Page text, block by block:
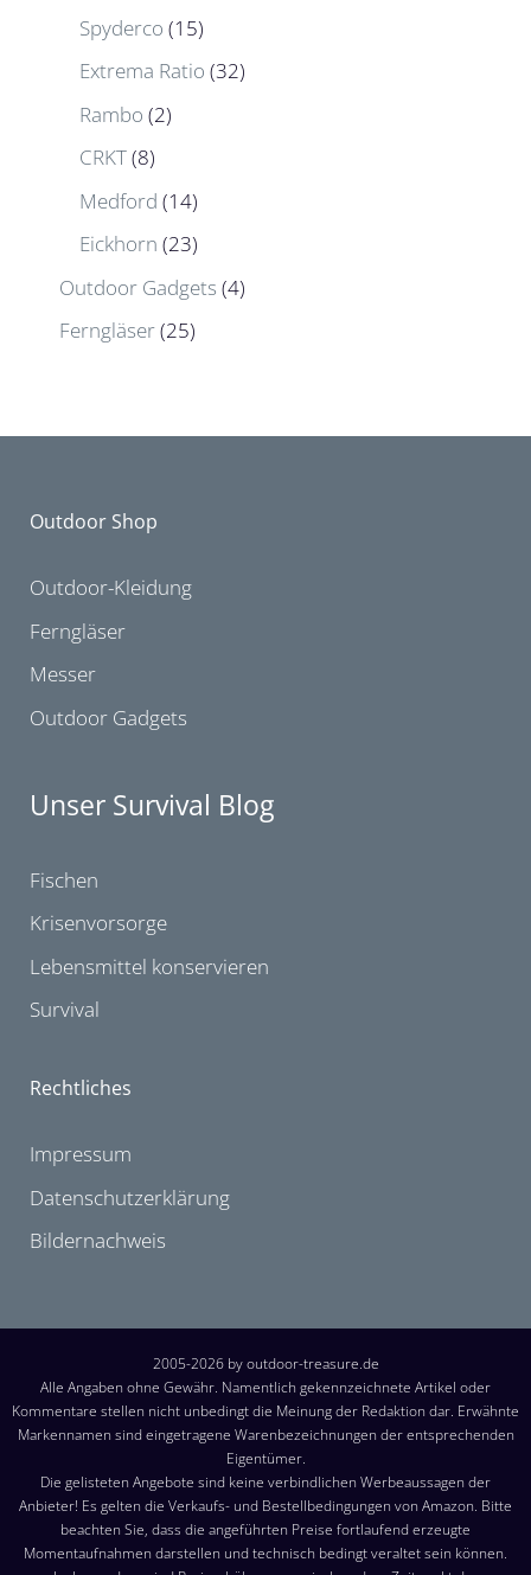
Spyderco (15)
Extrema Ratio (32)
Rambo (2)
CRKT(8)
Medford (14)
Eickhorn (23)
Outdoor Gadgets (4)
Ferngläser(25)
Outdoor Shop
Outdoor-Kleidung
Ferngläser
Messer
Outdoor Gadgets
Unser Survival Blog
Fischen
Krisenvorsorge
Lebensmittel konservieren
Survival
Rechtliches
Impressum
Datenschutzerklärung
Bildernachweis
2005-2026 by outdoor-treasure.de
Alle Angaben ohne Gewähr. Namentlich gekennzeichnete Artikel oder
Kommentare stellen nicht unbedingt die Meinung der Redaktion dar. Erwähnte
Markennamen sind eingetragene Warenbezeichnungen der entsprechenden
Eigentümer.
Die gelisteten Angebote sind keine verbindlichen Werbeaussagen der
Anbieter! Es gelten die Verkaufs- und Bestellbedingungen von Amazon. Bitte
beachten Sie, dass die angeführten Preise fortlaufend erzeugte
Momentaufnahmen darstellen und technisch bedingt veraltet sein können.